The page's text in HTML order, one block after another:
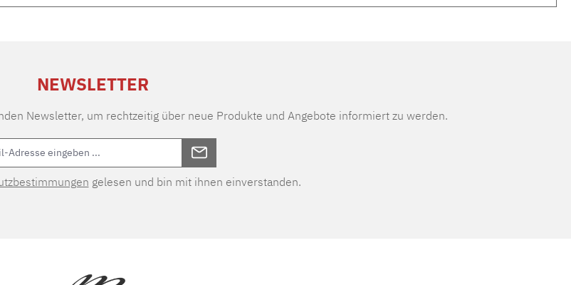
NEWSLETTER
Newsletter, um rechtzeitig über neue Produkte und Angebote informiert zu werden.
gelesen und bin mit ihnen einverstanden.